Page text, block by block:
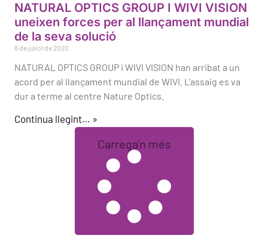
NATURAL OPTICS GROUP I WIVI VISION
uneixen forces per al llançament mundial
de la seva solució
8 de juliol de 2020
NATURAL OPTICS GROUP i WIVI VISION han arribat a un
acord per al llançament mundial de WIVI. L'assaig es va
dur a terme al centre Nature Optics.
Continua llegint… »
Carrega'n més